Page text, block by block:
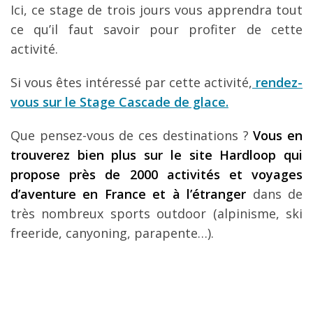
Ici, ce stage de trois jours vous apprendra tout
ce qu’il faut savoir pour profiter de cette
activité.
Si vous êtes intéressé par cette activité, rendez-
vous sur le Stage Cascade de glace.
Que pensez-vous de ces destinations ?Vous en
trouverez bien plus sur le site Hardloop qui
propose près de 2000 activités et voyages
d’aventure en France et à l’étranger dans de
très nombreux sports outdoor (alpinisme, ski
freeride, canyoning, parapente…).